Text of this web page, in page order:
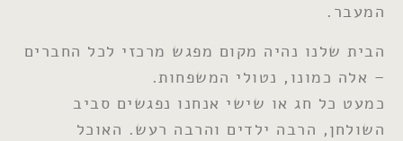
המעבר.
הבית שלנו נהיה מקום מפגש מרכזי לכל החברים
– אלה כמונו, נטולי המשפחות.
כמעט כל חג או שישי אנחנו נפגשים סביב
השולחן, הרבה ילדים והרבה רעש. האוכל